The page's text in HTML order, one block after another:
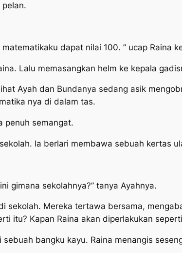
dapat nilai 100. ” ucap Raina
Lalu memasangkan helm ke kepala
Ayah dan Bundanya sedang asik
nya di dalam tas.
penuh semangat.
Ia berlari membawa sebuah kertas
gimana sekolahnya?” tanya Ayahnya.
sekolah. Mereka tertawa bersama,
itu? Kapan Raina akan diperlakukan
bangku kayu. Raina menangis